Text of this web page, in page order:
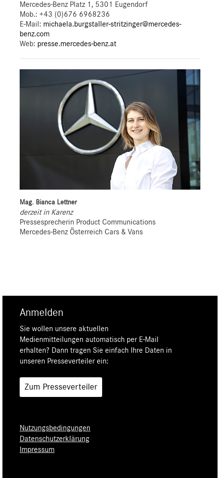
Mercedes-Benz Platz 1, 5301 Eugendorf
Mob.: +43 (0)676 6968236
E-Mail: michaela.burgstaller-stritzinger@mercedes-
benz.com
Web: presse.mercedes-benz.at
Mag. Bianca Lettner
derzeit in Karenz
Pressesprecherin Product Communications
Mercedes-Benz Österreich Cars & Vans
Anmelden
Sie wollen unsere aktuellen
Medienmitteilungen automatisch per E-Mail
erhalten? Dann tragen Sie einfach Ihre Daten in
unseren Presseverteiler ein:
Zum Presseverteiler
Nutzungsbedingungen
Datenschutzerklärung
Impressum